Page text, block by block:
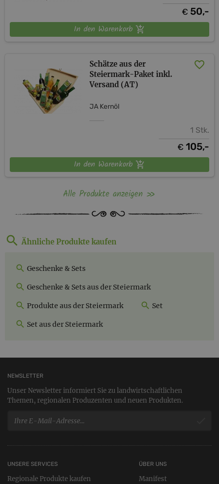
€ 50,-
In den Warenkorb
Schätze aus der
Steiermark-Paket inkl.
Versand (AT)
JA Kernöl
1 Stk.
€ 105,-
In den Warenkorb
Alle Produkte anzeigen
Ähnliche Produkte kaufen
Geschenke & Sets
Geschenke & Sets aus der Steiermark
Produkte aus der Steiermark Set
Set aus der Steiermark
NEWSLETTER
Unser Newsletter informiert Sie zu landwirtschaftlichen
Themen, regionalen Produzenten und neuen Produkten.
UNSERE SERVICES
Regionale Produkte kaufen
ÜBER UNS
Manifest